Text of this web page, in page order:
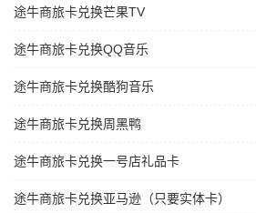
途牛商旅卡兑换芒果TV
途牛商旅卡兑换QQ音乐
途牛商旅卡兑换酷狗音乐
途牛商旅卡兑换周黑鸭
途牛商旅卡兑换一号店礼品卡
途牛商旅卡兑换亚马逊（只要实体卡）